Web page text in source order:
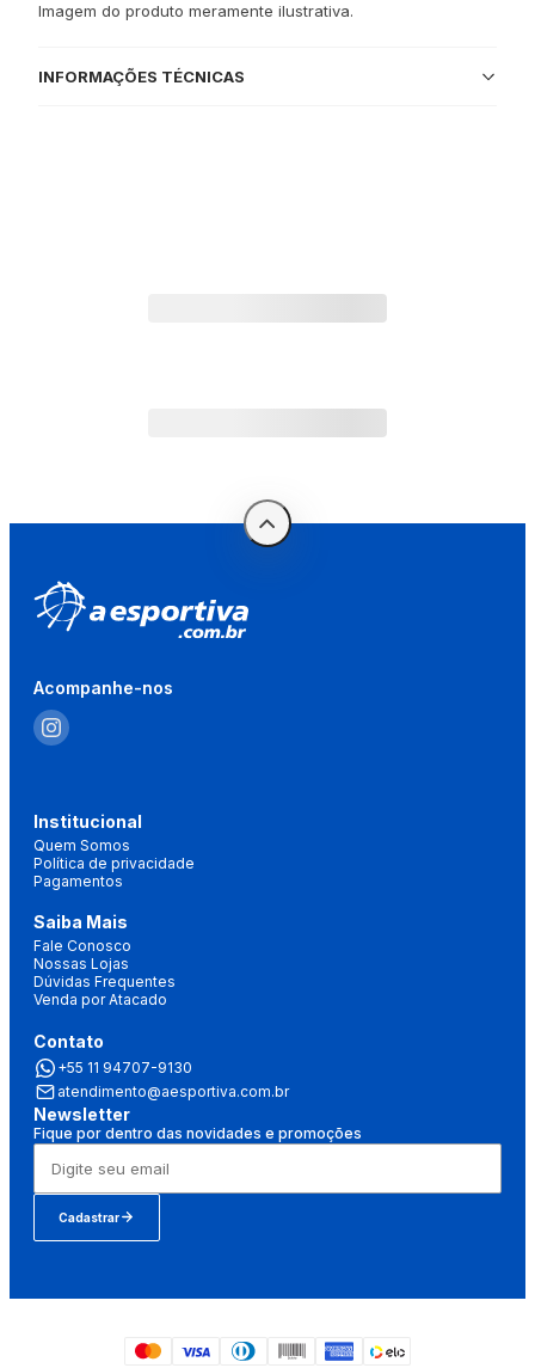
Imagem do produto meramente ilustrativa.
INFORMAÇÕES TÉCNICAS
Acompanhe-nos
Institucional
Quem Somos
Política de privacidade
Pagamentos
Saiba Mais
Fale Conosco
Nossas Lojas
Dúvidas Frequentes
Venda por Atacado
Contato
+55 11 94707-9130
atendimento@aesportiva.com.br
Newsletter
Fique por dentro das novidades e promoções
Cadastrar